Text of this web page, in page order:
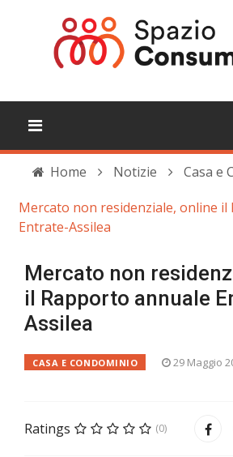
Home Notizie
Casa e
Mercato non residenziale, online il
Entrate-Assilea
Mercato non
il Rapporto annuale
Assilea
CASA E CONDOMINIO 29 Maggio
Ratings (0)